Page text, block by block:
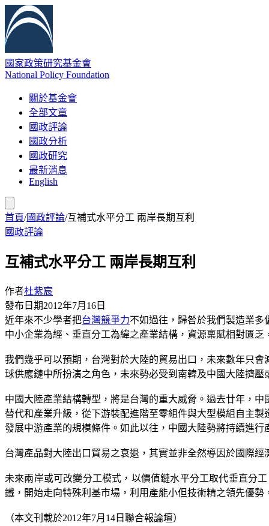
國家政策研究基金會
National Policy Foundation
關於基金會
全部文章
國政評論
國政分析
國政研究
最新消息
English
首頁/國政評論/互補式水平分工 兩岸長期互利
國政評論
互補式水平分工 兩岸長期互利
作者杜紫宸
發布日期2012年7月16日
近年來不少學者把台灣競爭力不如過往，歸咎於我們製造業
中小企業為經、垂直分工為緯之產業結構，資源稟賦相對匱
我們幾乎可以預期，台灣對於大陸的貿易出口，未來數年只
球供應鏈中所扮演之角色，未來勢必受到南韓及中國大陸擠壓
中國大陸產業結構轉型，將是台灣的重大威脅。過去廿年，
替代和產業升級，從下游裝配進階至零組件與大型模組自主
發展中游產業的規模條件。如此以往，中國大陸勢將持續進
台灣產品對大陸出口貿易之衰退，其實並非全然導因於國際
未來兩岸或可改變分工模式，以價值鏈水平分工取代垂直分
鐵，開始走向特殊利基市場，利用產能小但技術精之領先優
（本文刊載於2012年7月14日聯合報論壇）